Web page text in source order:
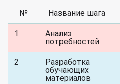
№ Название шага
1
Анализ
потребностей
2
Разработка
обучающих
материалов